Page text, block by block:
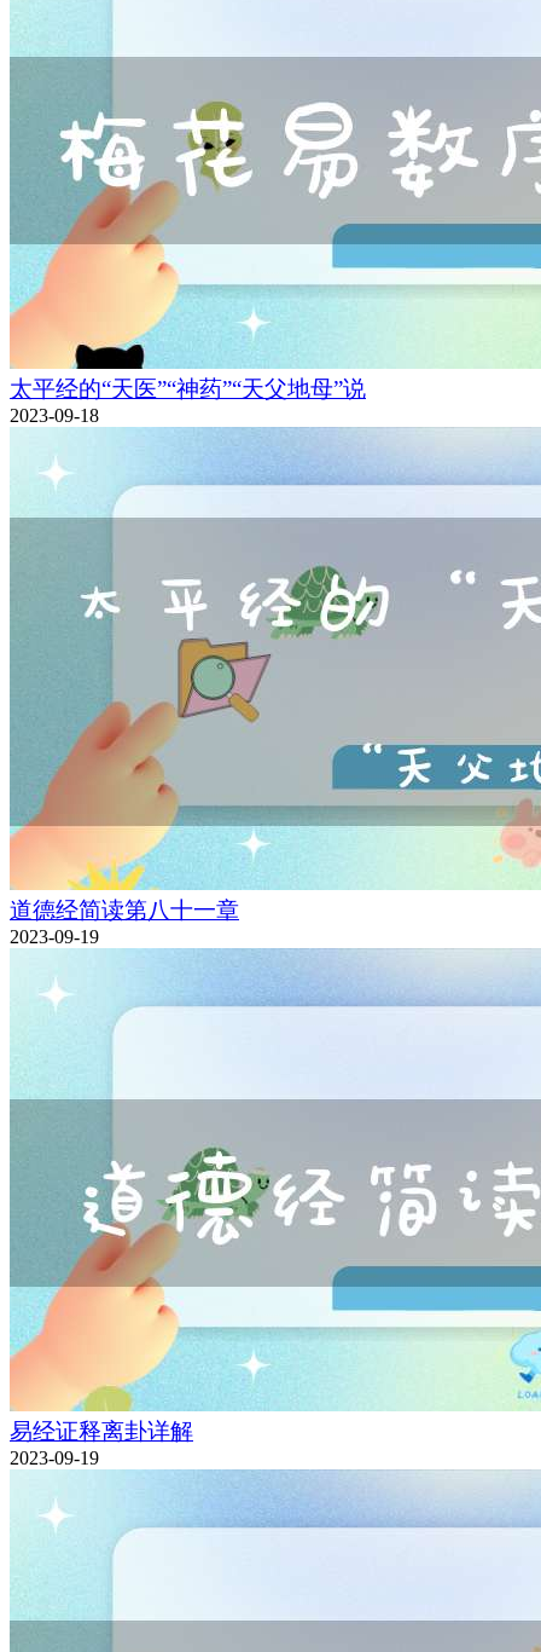
太平经的“天医”“神药”“天父地母”说
2023-09-18
道德经简读第八十一章
2023-09-19
易经证释离卦详解
2023-09-19